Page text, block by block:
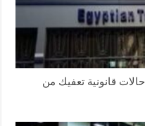
متى تسقط عنك الديون والفوائد؟ 5 حالات قانونية تعفيك من